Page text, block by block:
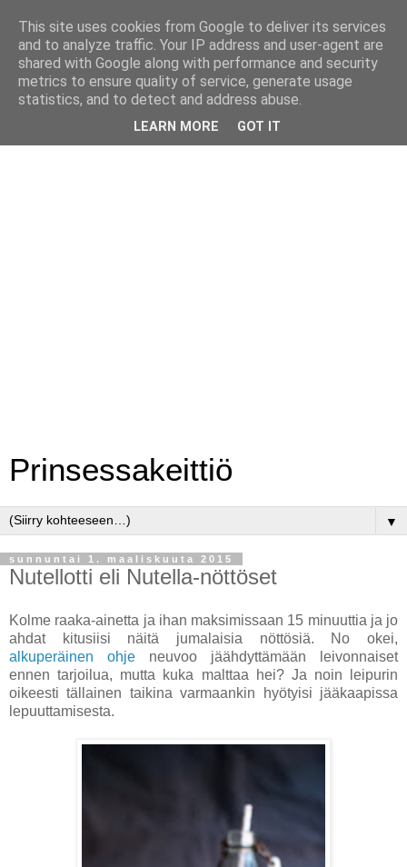
Prinsessakeittiö
▼
sunnuntai 1. maaliskuuta 2015
Nutellotti eli Nutella-nöttöset
Kolme raaka-ainetta ja ihan maksimissaan 15 minuuttia ja jo
ahdat kitusiisi näitä jumalaisia nöttösiä. No okei,
alkuperäinen ohje neuvoo jäähdyttämään leivonnaiset
ennen tarjoilua, mutta kuka malttaa hei? Ja noin leipurin
oikeesti tällainen taikina varmaankin hyötyisi jääkaapissa
lepuuttamisesta.
This site uses cookies from Google to deliver its services
and to analyze traffic. Your IP address and user-agent are
shared with Google along with performance and security
metrics to ensure quality of service, generate usage
statistics, and to detect and address abuse.
LEARN MORE GOT IT